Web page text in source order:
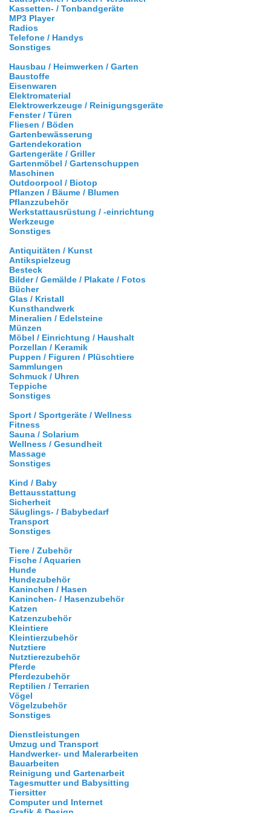
Kassetten- / Tonbandgeräte
MP3 Player
Radios
Telefone / Handys
Sonstiges
Hausbau / Heimwerken / Garten
Baustoffe
Eisenwaren
Elektromaterial
Elektrowerkzeuge / Reinigungsgeräte
Fenster / Türen
Fliesen / Böden
Gartenbewässerung
Gartendekoration
Gartengeräte / Griller
Gartenmöbel / Gartenschuppen
Maschinen
Outdoorpool / Biotop
Pflanzen / Bäume / Blumen
Pflanzzubehör
Werkstattausrüstung / -einrichtung
Werkzeuge
Sonstiges
Antiquitäten / Kunst
Antikspielzeug
Besteck
Bilder / Gemälde / Plakate / Fotos
Bücher
Glas / Kristall
Kunsthandwerk
Mineralien / Edelsteine
Münzen
Möbel / Einrichtung / Haushalt
Porzellan / Keramik
Puppen / Figuren / Plüschtiere
Sammlungen
Schmuck / Uhren
Teppiche
Sonstiges
Sport / Sportgeräte / Wellness
Fitness
Sauna / Solarium
Wellness / Gesundheit
Massage
Sonstiges
Kind / Baby
Bettausstattung
Sicherheit
Säuglings- / Babybedarf
Transport
Sonstiges
Tiere / Zubehör
Fische / Aquarien
Hunde
Hundezubehör
Kaninchen / Hasen
Kaninchen- / Hasenzubehör
Katzen
Katzenzubehör
Kleintiere
Kleintierzubehör
Nutztiere
Nutztierezubehör
Pferde
Pferdezubehör
Reptilien / Terrarien
Vögel
Vögelzubehör
Sonstiges
Dienstleistungen
Umzug und Transport
Handwerker- und Malerarbeiten
Bauarbeiten
Reinigung und Gartenarbeit
Tagesmutter und Babysitting
Tiersitter
Computer und Internet